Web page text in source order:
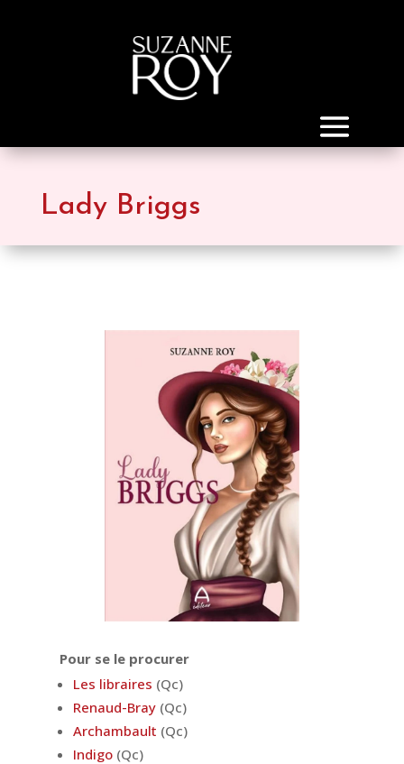
Lady Briggs
Pour se le procurer
Les libraires (Qc)
Renaud-Bray(Qc)
Archambault (Qc)
Indigo(Qc)